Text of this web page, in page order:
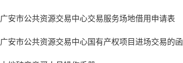
广安市公共资源交易中心交易服务场地借用申请表
广安市公共资源交易中心国有产权项目进场交易的函